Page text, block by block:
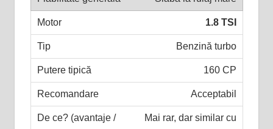
1.8 TSI
Benzină turbo
160 CP
Acceptabil
Mai rar, dar similar cu